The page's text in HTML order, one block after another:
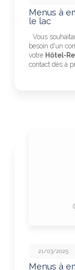
Menus à
le lac
Vous
besoin d'un
votre Hôtel-
contact dès à
21/03/2025
Menus à